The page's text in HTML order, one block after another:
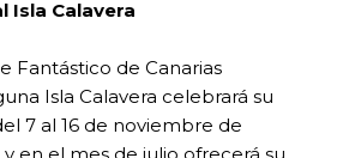
Isla Calavera
Fantástico de Canarias
Isla Calavera celebrará su
7 al 16 de noviembre de
en el mes de julio ofrecerá su